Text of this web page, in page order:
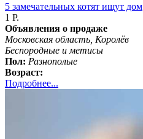
5 замечательных котят ищут дом
1 Р.
Объявления о продаже
Московская область, Королёв
Беспородные и метисы
Пол: Разнополые
Возраст:
Подробнее...